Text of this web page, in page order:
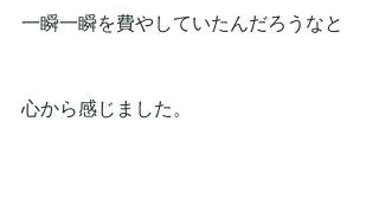
一瞬一瞬を費やしていたんだろうなと
心から感じました。